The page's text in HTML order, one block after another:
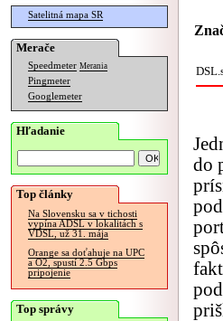
Satelitná mapa SR
Merače
Speedmeter Merania
Pingmeter
Googlemeter
Hľadanie
Top články
Na Slovensku sa v tichosti
vypína ADSL v lokalitách s
VDSL, už 31. mája
Orange sa doťahuje na UPC
a O2, spustí 2.5 Gbps
pripojenie
Top správy
do